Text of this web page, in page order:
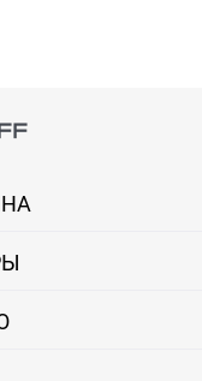
банковской картой
при получении